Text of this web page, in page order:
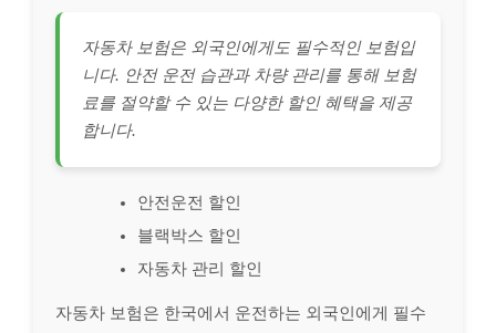
자동차 보험은 외국인에게도 필수적인 보험입
니다. 안전 운전 습관과 차량 관리를 통해 보험
료를 절약할 수 있는 다양한 할인 혜택을 제공
합니다.
안전운전 할인
블랙박스 할인
자동차 관리 할인
자동차 보험은 한국에서 운전하는 외국인에게 필수